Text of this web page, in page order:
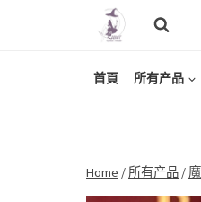
首頁 所有产品
Home / 所有产品 /